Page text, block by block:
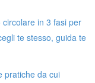
in 3 fasi per
te stesso, guida te
pratiche da cui